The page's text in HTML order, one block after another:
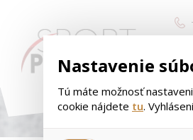
Nastavenie
Tú máte možnosť
cookie nájdete tu.